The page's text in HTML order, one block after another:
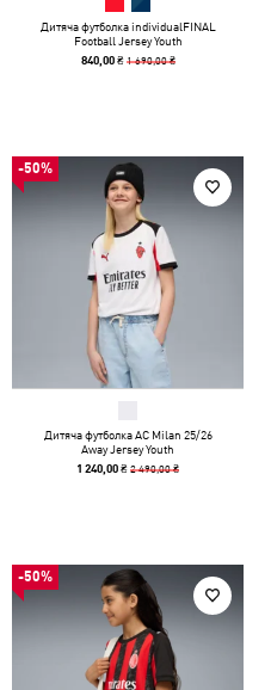
Дитяча футболка individualFINAL
Football Jersey Youth
840,00 ₴ 1 690,00 ₴
-50%
Дитяча футболка AC Milan 25/26
Away Jersey Youth
1 240,00 ₴2 490,00 ₴
-50%